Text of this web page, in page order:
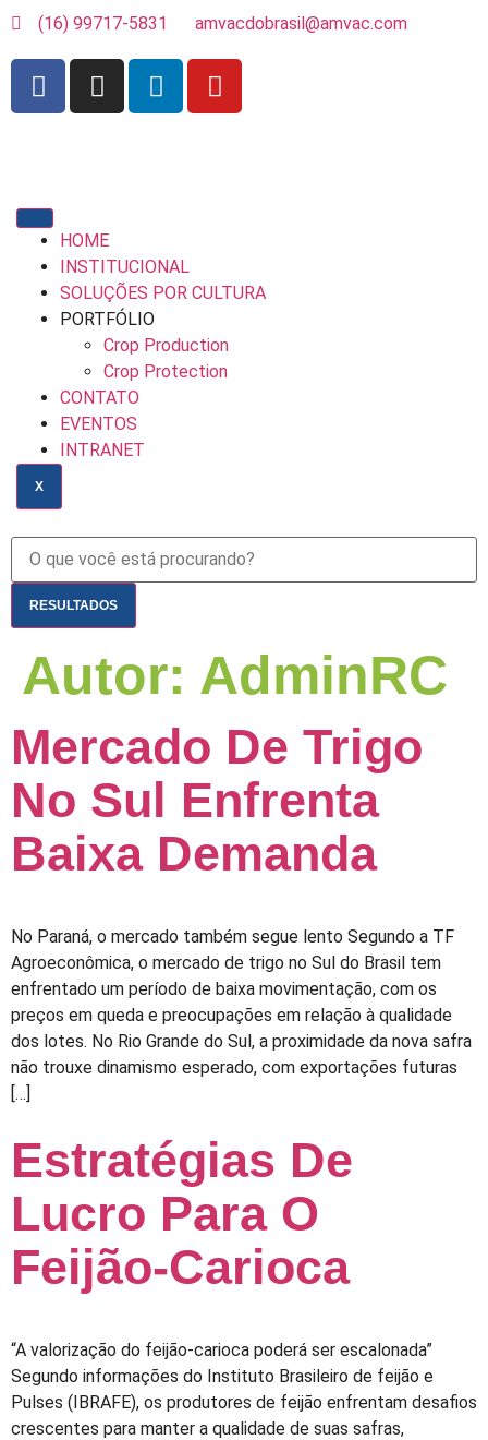
(16) 99717-5831 amvacdobrasil@amvac.com
HOME
INSTITUCIONAL
SOLUÇÕES POR CULTURA
PORTFÓLIO
Crop Production
Crop Protection
CONTATO
EVENTOS
INTRANET
X
RESULTADOS
Autor: AdminRC
Mercado De Trigo
No Sul Enfrenta
Baixa Demanda
No Paraná, o mercado também segue lento Segundo a TF
Agroeconômica, o mercado de trigo no Sul do Brasil tem
enfrentado um período de baixa movimentação, com os
preços em queda e preocupações em relação à qualidade
dos lotes. No Rio Grande do Sul, a proximidade da nova safra
não trouxe dinamismo esperado, com exportações futuras
[…]
Estratégias De
Lucro Para O
Feijão-Carioca
“A valorização do feijão-carioca poderá ser escalonada”
Segundo informações do Instituto Brasileiro de feijão e
Pulses (IBRAFE), os produtores de feijão enfrentam desafios
crescentes para manter a qualidade de suas safras,